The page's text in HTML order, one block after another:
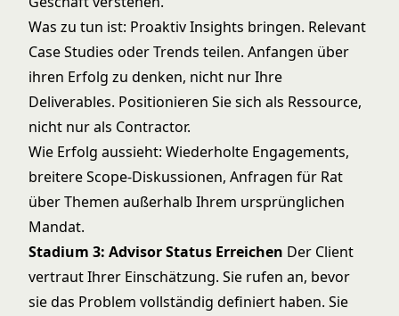
Was zu tun ist: Proaktiv Insights bringen. Relevant
Case Studies oder Trends teilen. Anfangen über
ihren Erfolg zu denken, nicht nur Ihre
Deliverables. Positionieren Sie sich als Ressource,
nicht nur als Contractor.
Wie Erfolg aussieht: Wiederholte Engagements,
breitere Scope-Diskussionen, Anfragen für Rat
über Themen außerhalb Ihrem ursprünglichen
Mandat.
Stadium 3: Advisor Status Erreichen Der Client
vertraut Ihrer Einschätzung. Sie rufen an, bevor
sie das Problem vollständig definiert haben. Sie